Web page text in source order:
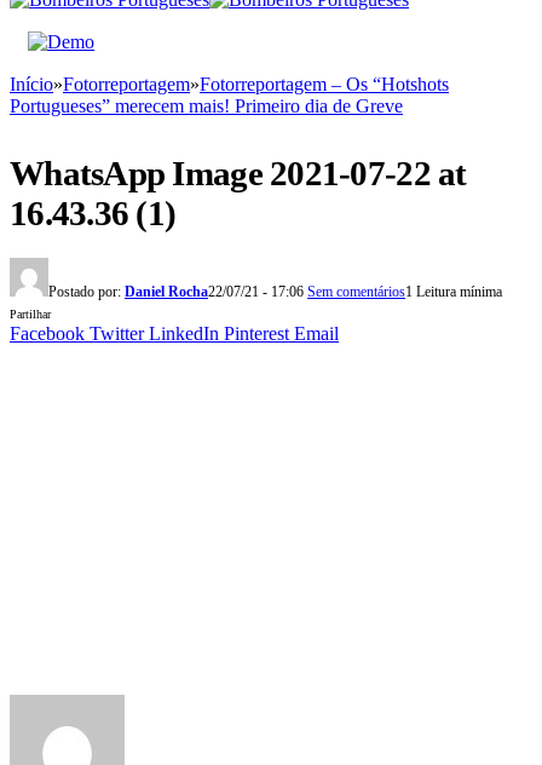
Início»Fotorreportagem»Fotorreportagem – Os “Hotshots
Portugueses” merecem mais! Primeiro dia de Greve
WhatsApp Image 2021-07-22 at
16.43.36 (1)
Postado por: Daniel Rocha22/07/21 - 17:06 Sem comentários1 Leitura mínima
Partilhar
Facebook Twitter LinkedIn Pinterest Email